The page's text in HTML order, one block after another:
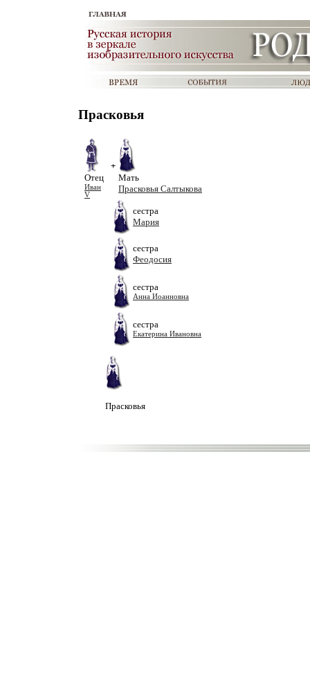
Прасковья
Отец
Иван
V
+
Мать
Прасковья Салтыкова
сестра
Мария
сестра
Феодосия
сестра
Анна Иоанновна
сестра
Екатерина Ивановна
Прасковья